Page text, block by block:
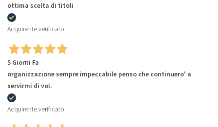
ottima scelta di titoli
Acquirente verificato
5 Giorni Fa
organizzazione sempre impeccabile penso che continuero' a
servirmi di voi.
Acquirente verificato